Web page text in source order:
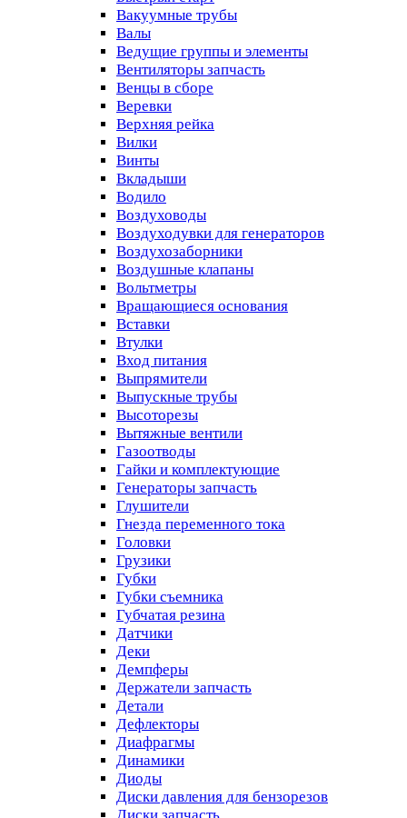
Вакуумные трубы
Валы
Ведущие группы и элементы
Вентиляторы запчасть
Венцы в сборе
Веревки
Верхняя рейка
Вилки
Винты
Вкладыши
Водило
Воздуховоды
Воздуходувки для генераторов
Воздухозаборники
Воздушные клапаны
Вольтметры
Вращающиеся основания
Вставки
Втулки
Вход питания
Выпрямители
Выпускные трубы
Высоторезы
Вытяжные вентили
Газоотводы
Гайки и комплектующие
Генераторы запчасть
Глушители
Гнезда переменного тока
Головки
Грузики
Губки
Губки съемника
Губчатая резина
Датчики
Деки
Демпферы
Держатели запчасть
Детали
Дефлекторы
Диафрагмы
Динамики
Диоды
Диски давления для бензорезов